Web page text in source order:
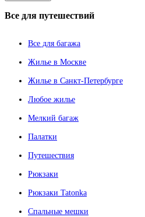
Все для путешествий
Все для багажа
Жилье в Москве
Жилье в Санкт-Петербурге
Любое жилье
Мелкий багаж
Палатки
Путешествия
Рюкзаки
Рюкзаки Tatonka
Спальные мешки